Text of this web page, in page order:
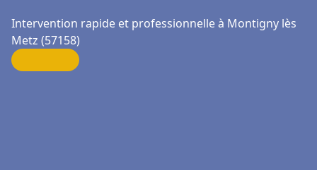
Intervention rapide et professionnelle à Montigny lès
Metz (57158)